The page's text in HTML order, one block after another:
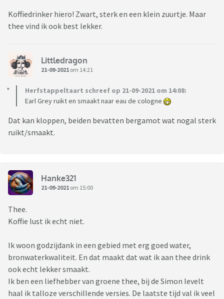
Koffiedrinker hiero! Zwart, sterk en een klein zuurtje. Maar
thee vind ik ook best lekker.
Littledragon
21-09-2021 om 14:21
Herfstappeltaart schreef op 21-09-2021 om 14:08:
Earl Grey ruikt en smaakt naar eau de cologne
Dat kan kloppen, beiden bevatten bergamot wat nogal sterk
ruikt/smaakt.
Hanke321
21-09-2021 om 15:00
Thee.
Koffie lust ik echt niet.
Ik woon godzijdank in een gebied met erg goed water,
bronwaterkwaliteit. En dat maakt dat wat ik aan thee drink
ook echt lekker smaakt.
Ik ben een liefhebber van groene thee, bij de Simon levelt
haal ik talloze verschillende versies. De laatste tijd val ik veel